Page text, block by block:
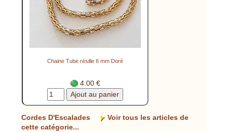
Chaine Tube résille 6 mm Doré
4.00 €
Cordes D'Escalades
Voir tous les articles de
cette catégorie...